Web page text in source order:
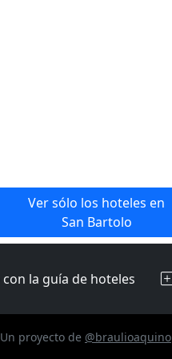
Ver sólo los hoteles en
San Bartolo
con la guía de hoteles
Un proyecto de @braulioaquino